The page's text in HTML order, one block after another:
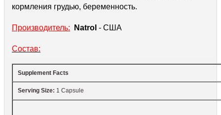
кормления грудью, беременность.
Производитель: Natrol - США
Состав:
Supplement Facts
Serving Size: 1 Capsule